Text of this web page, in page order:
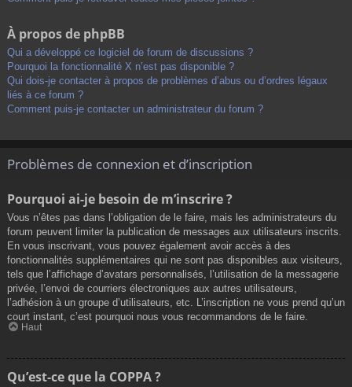
À propos de phpBB
Qui a développé ce logiciel de forum de discussions ?
Pourquoi la fonctionnalité X n’est pas disponible ?
Qui dois-je contacter à propos de problèmes d’abus ou d’ordres légaux
liés à ce forum ?
Comment puis-je contacter un administrateur du forum ?
Problèmes de connexion et d’inscription
Pourquoi ai-je besoin de m’inscrire ?
Vous n’êtes pas dans l’obligation de le faire, mais les administrateurs du
forum peuvent limiter la publication de messages aux utilisateurs inscrits.
En vous inscrivant, vous pouvez également avoir accès à des
fonctionnalités supplémentaires qui ne sont pas disponibles aux visiteurs,
tels que l’affichage d’avatars personnalisés, l’utilisation de la messagerie
privée, l’envoi de courriers électroniques aux autres utilisateurs,
l’adhésion à un groupe d’utilisateurs, etc. L’inscription ne vous prend qu’un
court instant, c’est pourquoi nous vous recommandons de le faire.
Haut
Qu’est-ce que la COPPA ?